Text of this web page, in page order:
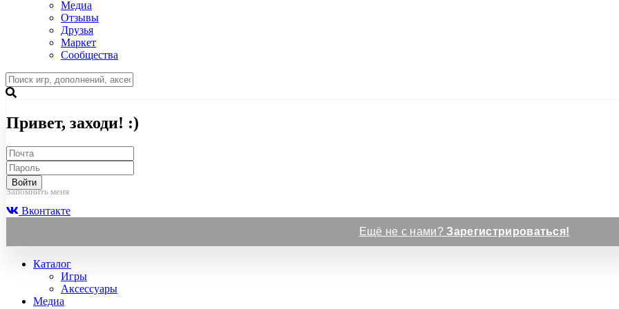
Медиа
Отзывы
Друзья
Маркет
Сообщества
Привет, заходи! :)
Войти
Запомнить меня
Вконтакте
Ещё не с нами?Зарегистрироваться!
Каталог
Игры
Аксессуары
Медиа